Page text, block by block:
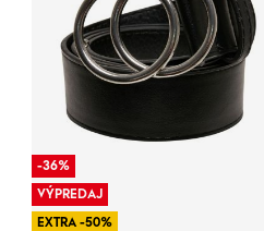
-36%
VÝPREDAJ
EXTRA -50%